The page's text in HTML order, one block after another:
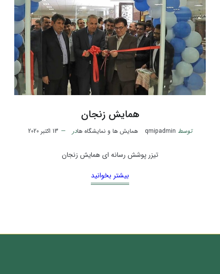
همایش زنجان
توسط qmipadmin همایش ها و نمایشگاه هادر 13 اکتبر 2020
تیزر پوشش رسانه ای همایش زنجان
بیشتر بخوانید